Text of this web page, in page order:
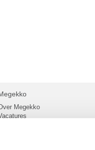
Over Megekko
Vacatures